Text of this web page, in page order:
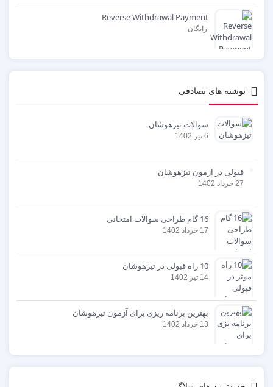
Reverse Withdrawal Payment
رایگان
نوشته های تصادفی
سوالات تیزهوشان
6 تیر 1402
قبولی در آزمون تیزهوشان
27 خرداد 1402
16 گام طراحی سوالات امتحانی
17 خرداد 1402
10 راه قبولی در تیزهوشان
14 تیر 1402
بهترین برنامه ریزی برای آزمون تیزهوشان
13 خرداد 1402